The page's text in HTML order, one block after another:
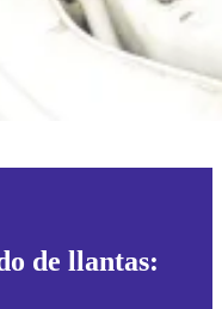
de llantas: